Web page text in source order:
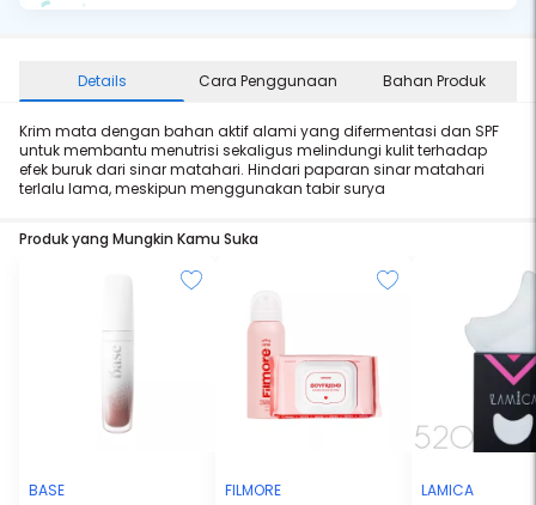
Details Cara Penggunaan Bahan Produk
Krim mata dengan bahan aktif alami yang difermentasi dan SPF
untuk membantu menutrisi sekaligus melindungi kulit terhadap
efek buruk dari sinar matahari. Hindari paparan sinar matahari
terlalu lama, meskipun menggunakan tabir surya
Produk yang Mungkin Kamu Suka
BASE
FILMORE
LAMICA